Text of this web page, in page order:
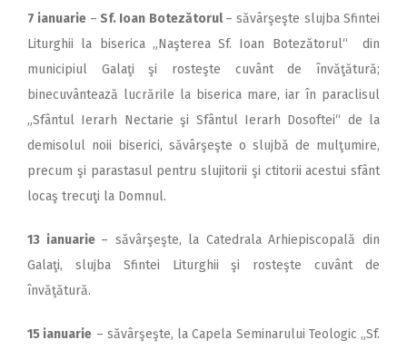
7 ianuarie – Sf. Ioan Botezătorul– săvârşeşte slujba Sfintei
Liturghii la biserica „Naşterea Sf. Ioan Botezătorul“ din
municipiul Galaţi şi rosteşte cuvânt de învăţătură;
binecuvântează lucrările la biserica mare, iar în paraclisul
„Sfântul Ierarh Nectarie şi Sfântul Ierarh Dosoftei“ de la
demisolul noii biserici, săvârşeşte o slujbă de mulţumire,
precum şi parastasul pentru slujitorii şi ctitorii acestui sfânt
locaş trecuţi la Domnul.
13 ianuarie – săvârşeşte, la Catedrala Arhiepis­copală din
Galaţi, slujba Sfintei Liturghii şi rosteşte cuvânt de
învăţătură.
15 ianuarie – săvârşeşte, la Capela Seminarului Teologic „Sf.